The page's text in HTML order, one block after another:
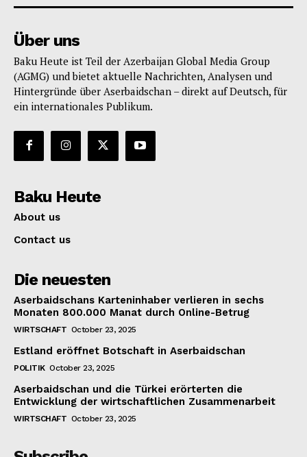
Über uns
Baku Heute ist Teil der Azerbaijan Global Media Group
(AGMG) und bietet aktuelle Nachrichten, Analysen und
Hintergründe über Aserbaidschan – direkt auf Deutsch, für
ein internationales Publikum.
Baku Heute
About us
Contact us
Die neuesten
Aserbaidschans Karteninhaber verlieren in sechs
Monaten 800.000 Manat durch Online-Betrug
WIRTSCHAFT October 23, 2025
Estland eröffnet Botschaft in Aserbaidschan
POLITIK October 23, 2025
Aserbaidschan und die Türkei erörterten die
Entwicklung der wirtschaftlichen Zusammenarbeit
WIRTSCHAFT October 23, 2025